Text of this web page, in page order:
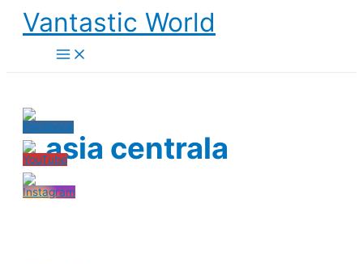
Skip
content
Vantastic World
asia centrala